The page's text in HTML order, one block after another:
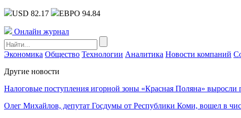
USD 82.17 ЕВРО 94.84
Онлайн журнал
Экономика Общество Технологии Аналитика Новости компаний
Другие новости
Налоговые поступления игорной зоны «Красная Поляна» выросли
Олег Михайлов, депутат Госдумы от Республики Коми, вошел в